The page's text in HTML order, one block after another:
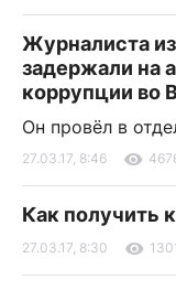
Журналиста
задержали на
коррупции во
Он провёл в
27.03.17, 8:46
Как получить
27.03.17, 8:30